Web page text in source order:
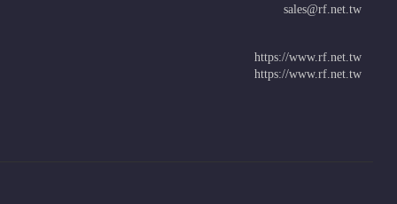
sales@rf.net.tw
https://www.rf.net.tw
https://www.rf.net.tw